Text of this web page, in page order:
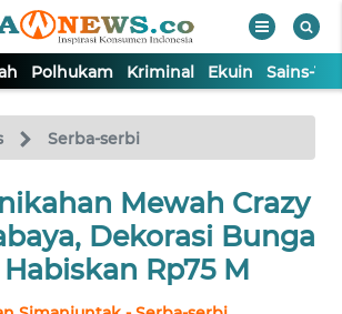
Polhukam Kriminal Ekuin Sains-
Serba-serbi
Mewah Crazy
Dekorasi Bunga
Habiskan Rp75 M